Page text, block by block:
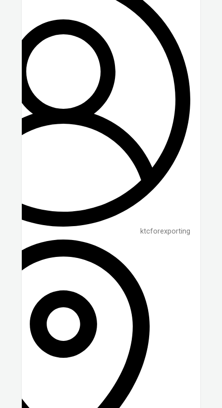
ktcforexporting